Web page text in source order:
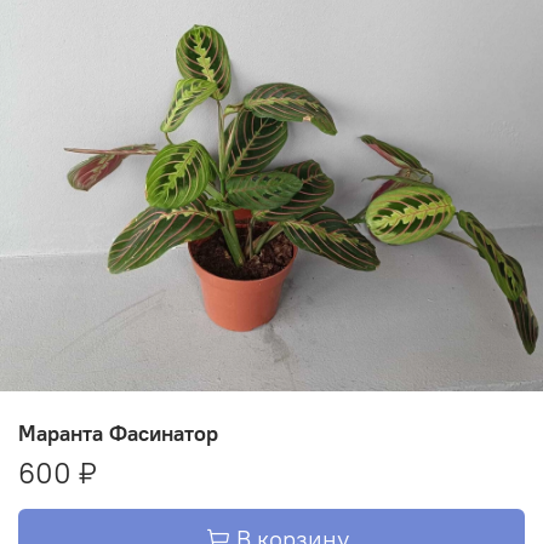
Маранта Фасинатор
600 ₽